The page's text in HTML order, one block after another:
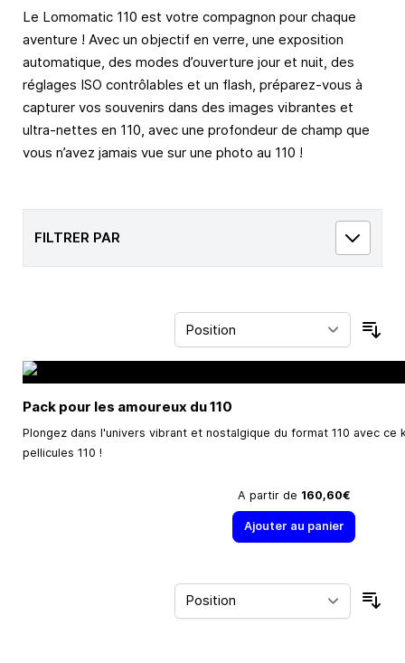
Le Lomomatic 110 est votre compagnon pour chaque
aventure ! Avec un objectif en verre, une exposition
automatique, des modes d’ouverture jour et nuit, des
réglages ISO contrôlables et un flash, préparez-vous à
capturer vos souvenirs dans des images vibrantes et
ultra-nettes en 110, avec une profondeur de champ que
vous n’avez jamais vue sur une photo au 110 !
FILTRER PAR
Pack pour les amoureux du 110
Plongez dans l'univers vibrant et nostalgique du format 110 avec
pellicules 110 !
A partir de 160,60€
Ajouter au panier